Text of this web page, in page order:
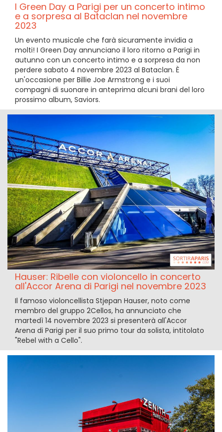
I Green Day a Parigi per un concerto intimo
e a sorpresa al Bataclan nel novembre
2023
Un evento musicale che farà sicuramente invidia a
molti! I Green Day annunciano il loro ritorno a Parigi in
autunno con un concerto intimo e a sorpresa da non
perdere sabato 4 novembre 2023 al Bataclan. È
un'occasione per Billie Joe Armstrong e i suoi
compagni di suonare in anteprima alcuni brani del loro
prossimo album, Saviors.
Hauser: Ribelle con violoncello in concerto
all'Accor Arena di Parigi nel novembre 2023
Il famoso violoncellista Stjepan Hauser, noto come
membro del gruppo 2Cellos, ha annunciato che
martedì 14 novembre 2023 si presenterà all'Accor
Arena di Parigi per il suo primo tour da solista, intitolato
"Rebel with a Cello".